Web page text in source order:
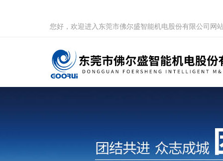
您好，欢迎进入东莞市佛尔盛智能机电股份有限公司网